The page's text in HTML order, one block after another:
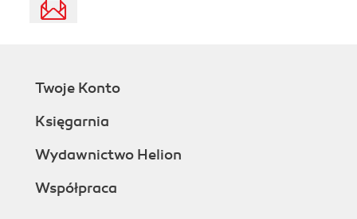
Twoje Konto
Księgarnia
Wydawnictwo Helion
Współpraca